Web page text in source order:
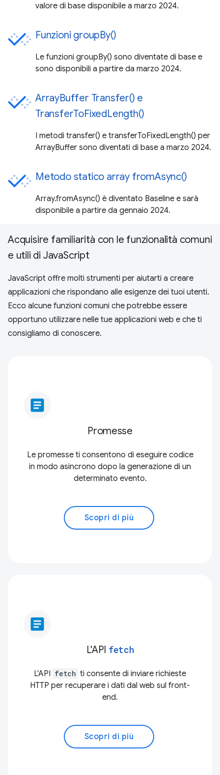
valore di base disponibile a marzo 2024.
Funzioni groupBy()
Le funzioni groupBy() sono diventate di base e
sono disponibili a partire da marzo 2024.
ArrayBuffer Transfer() e
TransferToFixedLength()
I metodi transfer() e transferToFixedLength() per
ArrayBuffer sono diventati di base a marzo 2024.
Metodo statico array fromAsync()
Array.fromAsync() è diventato Baseline e sarà
disponibile a partire da gennaio 2024.
Acquisire familiarità con le funzionalità comuni
e utili di JavaScript
JavaScript offre molti strumenti per aiutarti a creare
applicazioni che rispondano alle esigenze dei tuoi utenti.
Ecco alcune funzioni comuni che potrebbe essere
opportuno utilizzare nelle tue applicazioni web e che ti
consigliamo di conoscere.
article
Promesse
Le promesse ti consentono di eseguire codice
in modo asincrono dopo la generazione di un
determinato evento.
Scopri di più
article
L'API fetch
L'API fetch ti consente di inviare richieste
HTTP per recuperare i dati dal web sul front-
end.
Scopri di più